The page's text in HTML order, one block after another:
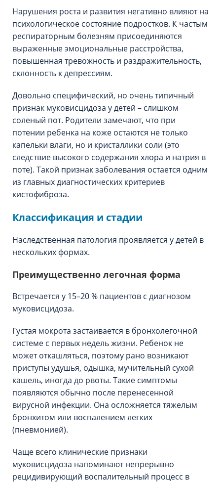
Нарушения роста и развития негативно влияют на
психологическое состояние подростков. К частым
респираторным болезням присоединяются
выраженные эмоциональные расстройства,
повышенная тревожность и раздражительность,
склонность к депрессиям.
Довольно специфический, но очень типичный
признак муковисцидоза у детей – слишком
соленый пот. Родители замечают, что при
потении ребенка на коже остаются не только
капельки влаги, но и кристаллики соли (это
следствие высокого содержания хлора и натрия в
поте). Такой признак заболевания остается одним
из главных диагностических критериев
кистофиброза.
Классификация и стадии
Наследственная патология проявляется у детей в
нескольких формах.
Преимущественно легочная форма
Встречается у 15–20 % пациентов с диагнозом
муковисцидоза.
Густая мокрота застаивается в бронхолегочной
системе с первых недель жизни. Ребенок не
может откашляться, поэтому рано возникают
приступы удушья, одышка, мучительный сухой
кашель, иногда до рвоты. Такие симптомы
появляются обычно после перенесенной
вирусной инфекции. Она осложняется тяжелым
бронхитом или воспалением легких
(пневмонией).
Чаще всего клинические признаки
муковисцидоза напоминают непрерывно
рецидивирующий воспалительный процесс в